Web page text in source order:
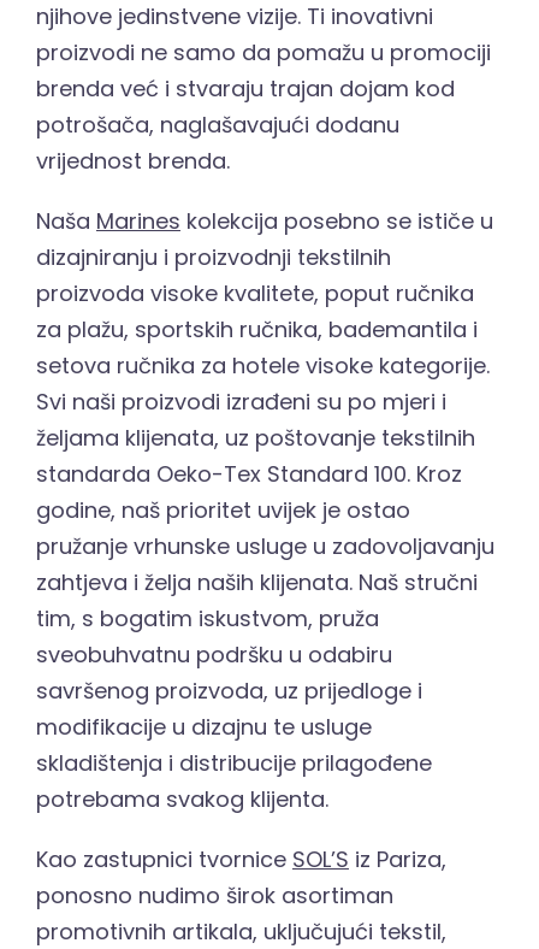
njihove jedinstvene vizije. Ti inovativni
proizvodi ne samo da pomažu u promociji
brenda već i stvaraju trajan dojam kod
potrošača, naglašavajući dodanu
vrijednost brenda.
Naša Marines kolekcija posebno se ističe u
dizajniranju i proizvodnji tekstilnih
proizvoda visoke kvalitete, poput ručnika
za plažu, sportskih ručnika, bademantila i
setova ručnika za hotele visoke kategorije.
Svi naši proizvodi izrađeni su po mjeri i
željama klijenata, uz poštovanje tekstilnih
standarda Oeko-Tex Standard 100. Kroz
godine, naš prioritet uvijek je ostao
pružanje vrhunske usluge u zadovoljavanju
zahtjeva i želja naših klijenata. Naš stručni
tim, s bogatim iskustvom, pruža
sveobuhvatnu podršku u odabiru
savršenog proizvoda, uz prijedloge i
modifikacije u dizajnu te usluge
skladištenja i distribucije prilagođene
potrebama svakog klijenta.
Kao zastupnici tvornice SOL’S iz Pariza,
ponosno nudimo širok asortiman
promotivnih artikala, uključujući tekstil,